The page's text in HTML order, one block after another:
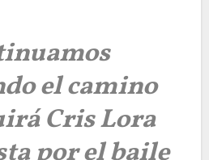
el camino
Cris Lora